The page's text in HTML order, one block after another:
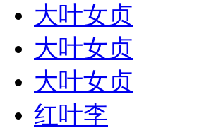
大叶女贞
大叶女贞
大叶女贞
红叶李